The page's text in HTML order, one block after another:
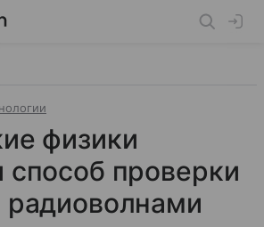
физики
способ проверки
радиоволнами